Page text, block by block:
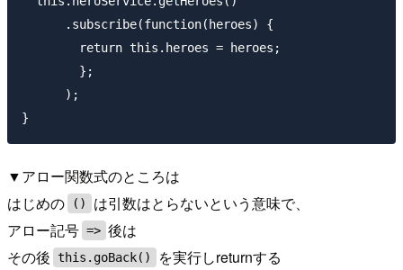
      .subscribe(function(heroes) {
        };
      );
▼アロー関数式のところは
はじめの
()
は引数はとらないという意味で、
アロー記号 => 後は
その後 this.goBack()
を実行しreturnする